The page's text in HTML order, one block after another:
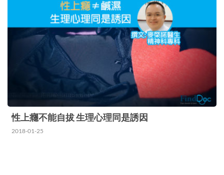
性上癮不能自拔 生理心理同是誘因
2018-01-25